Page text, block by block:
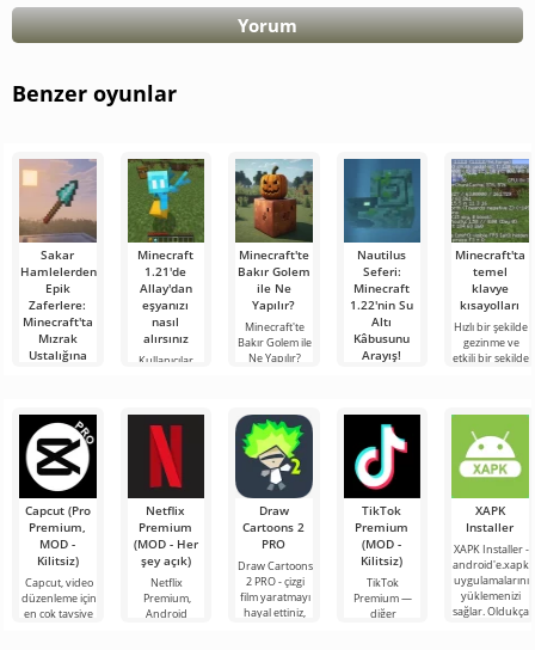
Yorum
Benzer oyunlar
Sakar
Hamlelerden
Epik
Zaferlere:
Minecraft'ta
Mızrak
Ustalığına
dünyanın
deneycileri!
Bugün hayali
beyaz
önlüğümü
giydim (dürüst
olmak
gerekirse,
Minecraft
1.21'de
Allay'dan
eşyanızı
nasıl
alırsınız
Kullanıcılar,
toplamaya
yardımcı
olduğunu ve
onunla
Minecraft'te
Bakır Golem
ile Ne
Yapılır?
Minecraft'te
Bakır Golem ile
Ne Yapılır?
şeyler oluyor:
yeni
Nautilus
Seferi:
Minecraft
1.22'nin Su
Altı
Kâbusunu
Arayış!
Dürüst olmak
gerekirse, bu
satırları
yazarken hâlâ
heyecandan
titriyorum.
Minecraft'ta
temel
klavye
kısayolları
Hızlı bir şekilde
gezinme ve
etkili bir şekilde
önemli bir
kalitedir.
Capcut (Pro
Premium,
MOD -
Kilitsiz)
Capcut, video
düzenleme için
en çok tavsiye
Netflix
Premium
(MOD - Her
şey açık)
Netflix
Premium,
Android
Draw
Cartoons 2
PRO
Draw Cartoons
2 PRO - çizgi
film yaratmayı
hayal ettiniz,
TikTok
Premium
(MOD -
Kilitsiz)
TikTok
Premium —
diğer
XAPK
Installer
XAPK Installer -
android'e.xapk
uygulamalarını
yüklemenizi
sağlar. Oldukça